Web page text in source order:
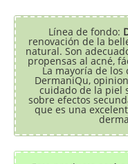
Línea de fondo:
renovación de la
natural. Son
propensas al acné,
La mayoría de
DermaniQu,
cuidado de la piel
sobre efectos
que es una